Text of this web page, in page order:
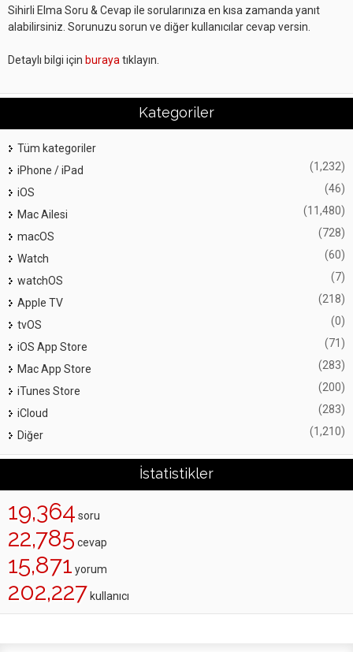
Sihirli Elma Soru & Cevap ile sorularınıza en kısa zamanda yanıt
alabilirsiniz. Sorunuzu sorun ve diğer kullanıcılar cevap versin.
Detaylı bilgi için buraya tıklayın.
Kategoriler
Tüm kategoriler
iPhone / iPad
(1,232)
iOS (46)
Mac Ailesi (11,480)
macOS (728)
Watch (60)
watchOS (7)
Apple TV (218)
tvOS (0)
iOS App Store (71)
Mac App Store (283)
iTunes Store (200)
iCloud (283)
Diğer (1,210)
İstatistikler
19,364 soru
22,785 cevap
15,871 yorum
202,227 kullanıcı